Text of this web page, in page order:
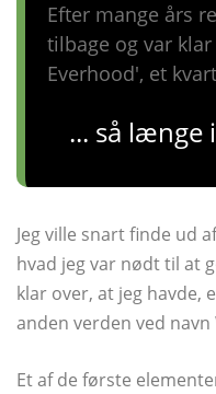
Efter mange års
tilbage og var
Everhood', et
... så længe
Jeg ville snart finde ud
hvad jeg var nødt til at
klar over, at jeg havde,
anden verden ved
Et af de første